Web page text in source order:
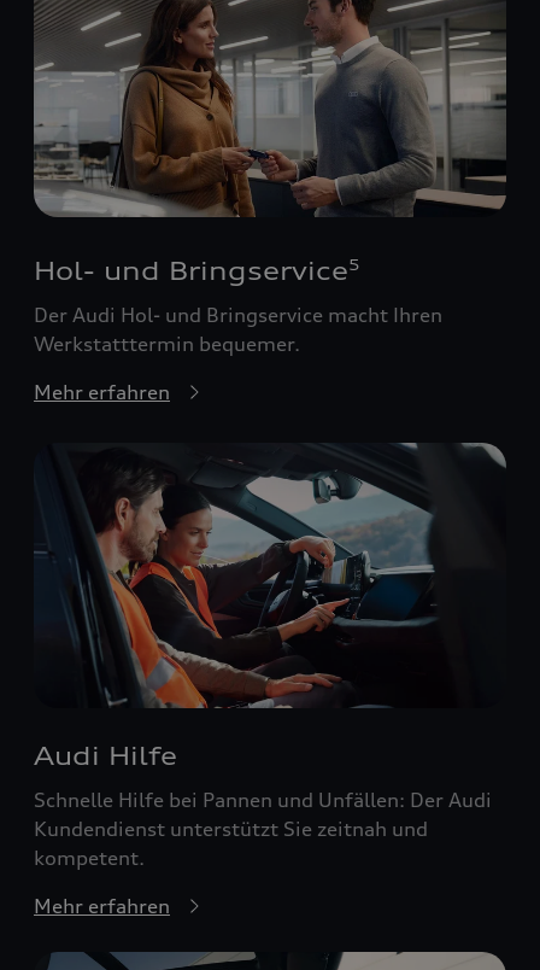
Hol- und Bringservice5
Der Audi Hol- und Bringservice macht Ihren
Werkstatttermin bequemer.
Mehr erfahren
Audi Hilfe
Schnelle Hilfe bei Pannen und Unfällen: Der Audi
Kundendienst unterstützt Sie zeitnah und
kompetent.
Mehr erfahren